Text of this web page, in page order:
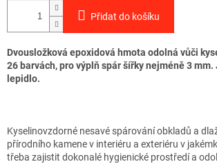
Přidat do košíku
Dvousložková epoxidová hmota odolná vůči
26 barvách, pro výplň spár šířky nejméně 3
lepidlo.
Kyselinovzdorné nesavé spárování obkladů a
přírodního kamene v interiéru a exteriéru v
třeba zajistit dokonalé hygienické prostředí a